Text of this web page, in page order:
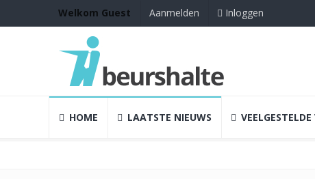
Welkom Guest Aanmelden Inloggen
HOME LAATSTE NIEUWS